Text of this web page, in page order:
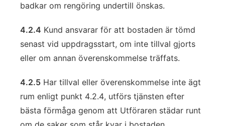
badkar om rengöring undertill önskas.
4.2.4 Kund ansvarar för att bostaden är tömd
senast vid uppdragsstart, om inte tillval gjorts
eller om annan överenskommelse träffats.
4.2.5 Har tillval eller överenskommelse inte ägt
rum enligt punkt 4.2.4, utförs tjänsten efter
bästa förmåga genom att Utföraren städar runt